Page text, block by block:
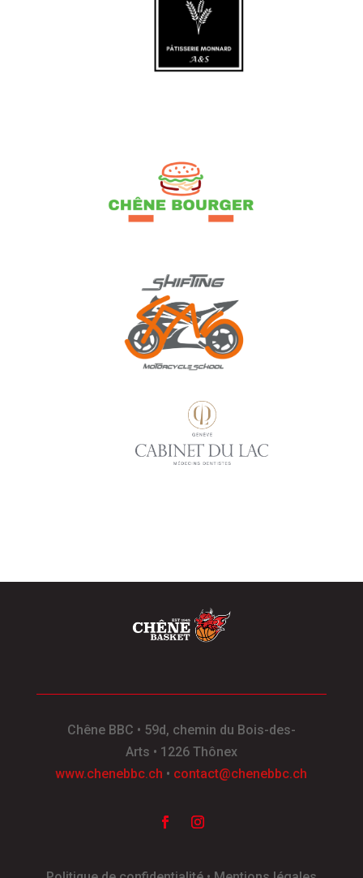
Chêne BBC • 59d, chemin du Bois-des-
Arts • 1226 Thônex
www.chenebbc.ch • contact@chenebbc.ch